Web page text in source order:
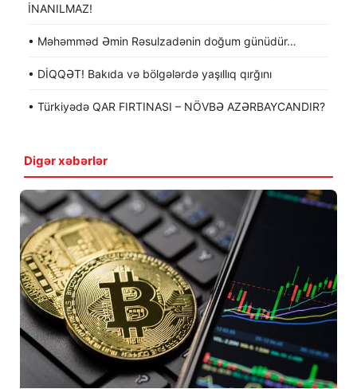
İNANILMAZ!
• Məhəmməd Əmin Rəsulzadənin doğum günüdür…
• DİQQƏT! Bakıda və bölgələrdə yaşıllıq qırğını
• Türkiyədə QAR FIRTINASI – NÖVBƏ AZƏRBAYCANDIR?
Digər xəbərlər